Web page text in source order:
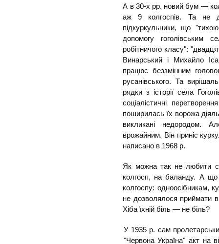
А в 30-х рр. новий бум —
аж 9 колгоспів. Та не
підкуркульники, що
допомогу гоголівським
робітничого класу":
Винарський і Михайло
працює беззмінним
русанівського. Та
рядки з історії села
соціалістичні
поширилась їх ворожа
викликані недородом.
врожайним. Він приніс
написано в 1968 р.
Як можна так не любити
колгосп, на баланду. А
колгоспу: одноосібникам,
не дозволялося приймати в
Хіба їхній біль — не біль?
У 1935 р. сам
"Червона Україна" акт на